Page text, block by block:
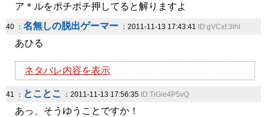
ア＊ルをポチポチ押してると解りますよ
40 ： 名無しの脱出ゲーマー ：2011-11-13 17:43:41 ID:gVCxf.3lhI
あひる
ネタバレ内容を表示
41 ： とことこ ：2011-11-13 17:56:35 ID:TiGie4P5vQ
あっ、そうゆうことですか！